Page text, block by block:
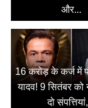
और...
16 करोड़ के कर्ज में
यादव! 9 सितंबर को
दो